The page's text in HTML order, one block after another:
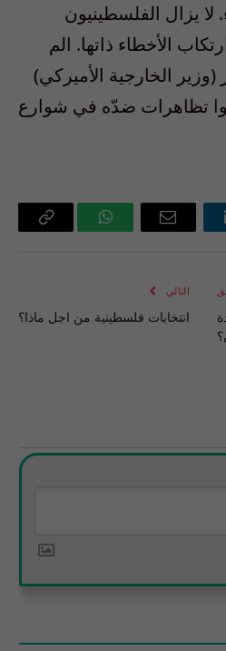
لا يزال الفلسطينيون
الأخطاء ذاتها. الم
الخارجية الأميركي)
1970 ويسيروا تظاهرات ضدّه في شوارع
البريد
واتساب Copy
التالي
انتخابات فلسطينية من اجل ماذا؟